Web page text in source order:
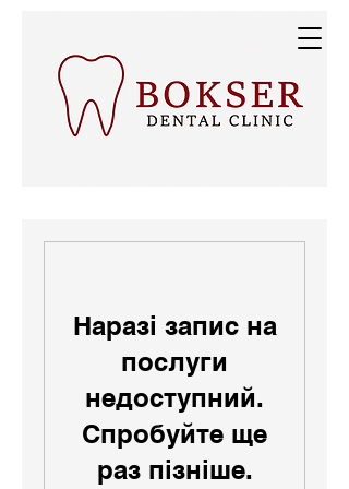
Наразі запис на
послуги
недоступний.
Спробуйте ще
раз пізніше.